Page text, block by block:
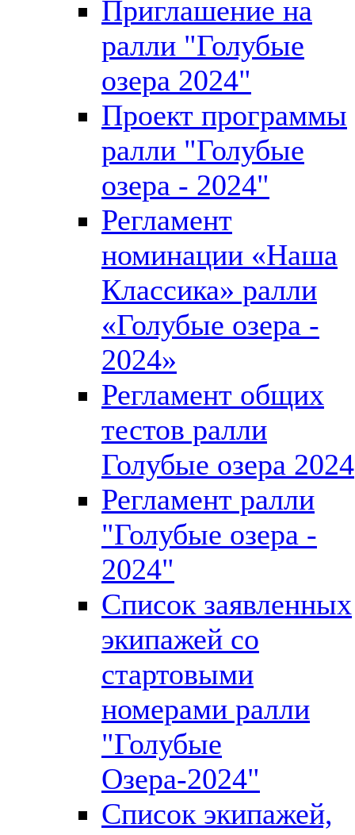
Приглашение на
ралли "Голубые
озера 2024"
Проект программы
ралли "Голубые
озера - 2024"
Регламент
номинации «Наша
Классика» ралли
«Голубые озера -
2024»
Регламент общих
тестов ралли
Голубые озера 2024
Регламент ралли
"Голубые озера -
2024"
Список заявленных
экипажей со
стартовыми
номерами ралли
"Голубые
Озера-2024"
Список экипажей,